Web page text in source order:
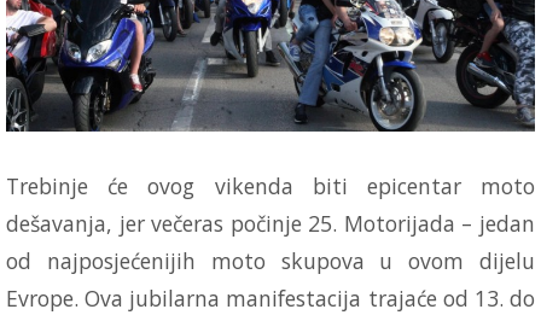
Trebinje će ovog vikenda biti epicentar moto
dešavanja, jer večeras počinje 25. Motorijada – jedan
od najposjećenijih moto skupova u ovom dijelu
Evrope. Ova jubilarna manifestacija trajaće od 13. do